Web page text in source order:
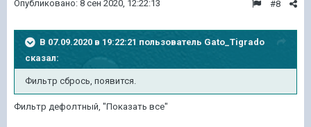
#8
Опубликовано: 8 сен 2020, 12:22:13
В 07.09.2020 в 19:22:21 пользователь Gato_Tigrado
сказал:
Фильтр сбрось, появится.
Фильтр дефолтный, "Показать все"